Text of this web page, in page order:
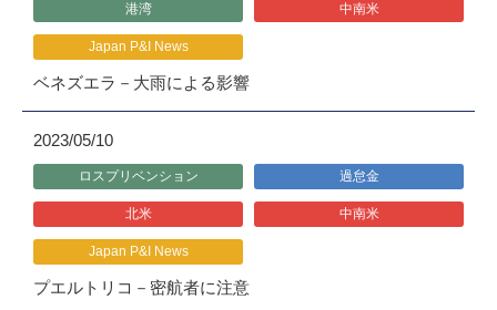
港湾 中南米
Japan P&I News
ベネズエラ－大雨による影響
2023/05/10
ロスプリベンション 過怠金
北米 中南米
Japan P&I News
プエルトリコ－密航者に注意